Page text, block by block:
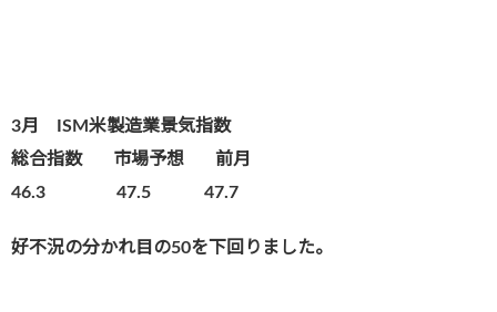
3月 ISM米製造業景気指数
総合指数 市場予想 前月
46.3 47.5 47.7
好不況の分かれ目の50を下回りました。